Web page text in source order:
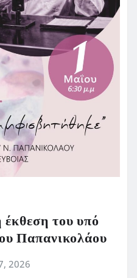
του υπό
Παπανικολάου
2026